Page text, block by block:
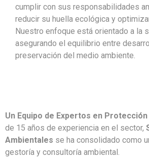
cumplir con sus responsabilidades
reducir su huella ecológica y
Nuestro enfoque está orientado a la
asegurando el equilibrio entre
preservación del medio ambiente.
Un Equipo de Expertos en
de 15 años de experiencia en el sector,
Ambientales se ha consolidado como
gestoría y consultoría ambiental.